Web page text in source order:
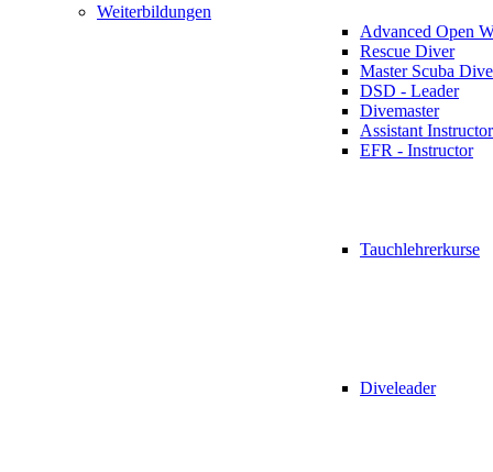
Weiterbildungen
Advanced Open
Rescue Diver
Master Scuba
DSD - Leader
Divemaster
Assistant Instructor
EFR - Instructor
Tauchlehrerkurse
Diveleader